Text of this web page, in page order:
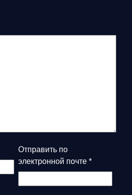
Отправить по
электронной почте *